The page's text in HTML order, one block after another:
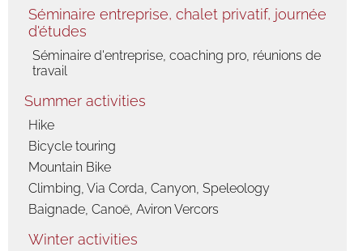
Flora
Séminaire entreprise, chalet privatif, journée
d'études
Séminaire d'entreprise, coaching pro, réunions de
travail
Summer activities
Hike
Bicycle touring
Mountain Bike
Climbing, Via Corda, Canyon, Speleology
Baignade, Canoë, Aviron Vercors
Winter activities